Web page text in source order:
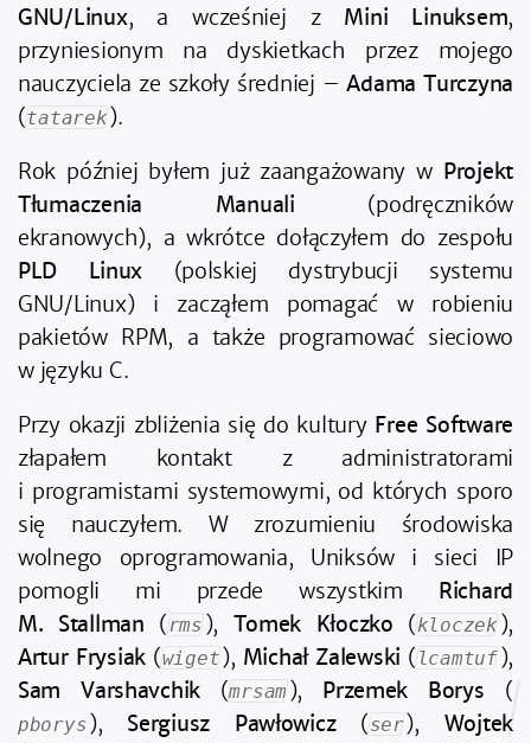
GNU/Linux, a wcześniej z Mini Linuksem,
przyniesionym na dyskietkach przez mojego
nauczyciela ze szkoły średniej –Adama Turczyna
(tatarek ).
Rok później byłem już zaangażowany w Projekt
Tłumaczenia Manuali (podręczników
ekranowych), a wkrótce dołączyłem do zespołu
PLD Linux (polskiej dystrybucji systemu
GNU/Linux) i zacząłem pomagać w robieniu
pakietów RPM, a także programować sieciowo
w języku C.
Przy okazji zbliżenia się do kultury Free Software
złapałem kontakt z administratorami
i programistami systemowymi, od których sporo
się nauczyłem. W zrozumieniu środowiska
wolnego oprogramowania, Uniksów i sieci IP
pomogli mi przede wszystkim Richard
M. Stallman (rms ), Tomek Kłoczko (kloczek ),
Artur Frysiak (wiget ), Michał Zalewski (lcamtuf ),
Sam Varshavchik (mrsam ), Przemek Borys (
pborys ), Sergiusz Pawłowicz(ser), Wojtek